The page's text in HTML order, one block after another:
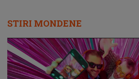
STIRI MONDENE